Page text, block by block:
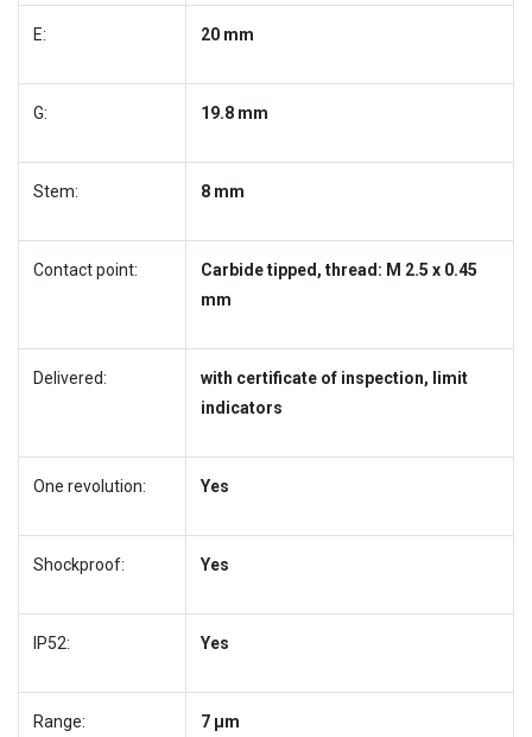
E: 20 mm
G: 19.8 mm
Stem: 8 mm
Contact point:
Carbide tipped, thread: M 2.5 x 0.45
mm
Delivered:
with certificate of inspection, limit
indicators
One revolution: Yes
Shockproof: Yes
IP52: Yes
Range: 7 µm